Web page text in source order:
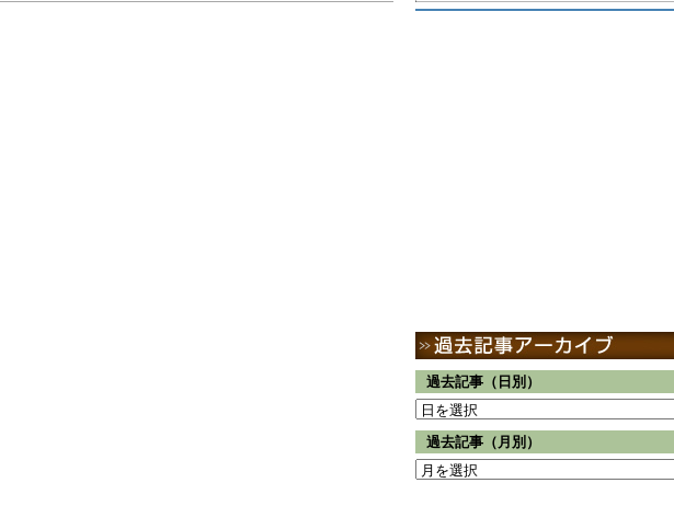
過去記事（日別）
過去記事（月別）